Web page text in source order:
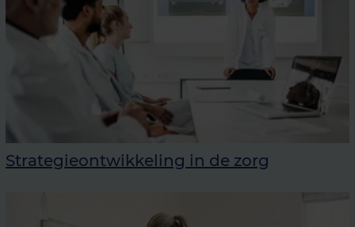
Strategie­ontwikkeling in de zorg